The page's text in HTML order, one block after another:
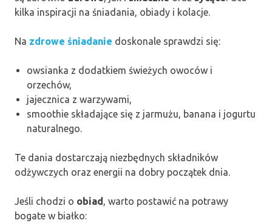
kilka inspiracji na śniadania, obiady i kolacje.
Na zdrowe śniadanie doskonale sprawdzi się:
owsianka z dodatkiem świeżych owoców i
orzechów,
jajecznica z warzywami,
smoothie składające się z jarmużu, banana i jogurtu
naturalnego.
Te dania dostarczają niezbędnych składników
odżywczych oraz energii na dobry początek dnia.
Jeśli chodzi o obiad, warto postawić na potrawy
bogate w białko: